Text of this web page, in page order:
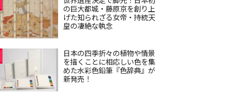
の巨大都城・藤原京を創り上
げた知られざる女帝・持統天
皇の凄絶な執念
日本の四季折々の植物や情景
を描くことに相応しい色を集
めた水彩色鉛筆『色辞典』が
新発売！